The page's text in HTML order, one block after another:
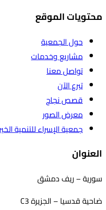
محتويات الموقع
حول الجمعية
مشاريع وخدمات
تواصل معنا
تبرع الآن
قصص نجاح
معرض الصور
جمعية الإسراء للتنمية
العنوان
سورية – ريف دمشق
ضاحية قدسيا – الجزيرة C3